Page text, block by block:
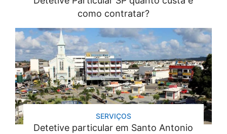
como contratar?
SERVIÇOS
Detetive particular em Santo Antonio